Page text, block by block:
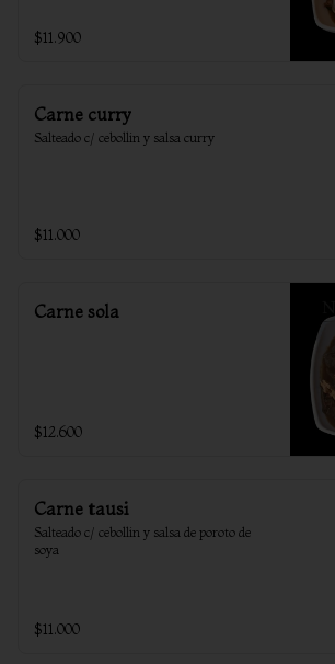
$11.900
Carne curry
Salteado c/ cebollin y salsa curry
$11.000
Carne sola
$12.600
Carne tausi
Salteado c/ cebollin y salsa de poroto de
soya
$11.000